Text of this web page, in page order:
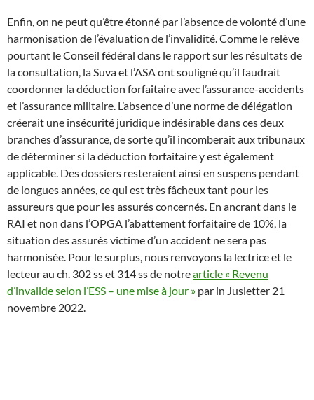
Enfin, on ne peut qu’être étonné par l’absence de volonté d’une
harmonisation de l’évaluation de l’invalidité. Comme le relève
pourtant le Conseil fédéral dans le rapport sur les résultats de
la consultation, la Suva et l’ASA ont souligné qu’il faudrait
coordonner la déduction forfaitaire avec l’assurance-accidents
et l’assurance militaire. L’absence d’une norme de délégation
créerait une insécurité juridique indésirable dans ces deux
branches d’assurance, de sorte qu’il incomberait aux tribunaux
de déterminer si la déduction forfaitaire y est également
applicable. Des dossiers resteraient ainsi en suspens pendant
de longues années, ce qui est très fâcheux tant pour les
assureurs que pour les assurés concernés. En ancrant dans le
RAI et non dans l’OPGA l’abattement forfaitaire de 10%, la
situation des assurés victime d’un accident ne sera pas
harmonisée. Pour le surplus, nous renvoyons la lectrice et le
lecteur au ch. 302 ss et 314 ss de notrearticle « Revenu
d’invalide selon l’ESS – une mise à jour » par in Jusletter 21
novembre 2022.